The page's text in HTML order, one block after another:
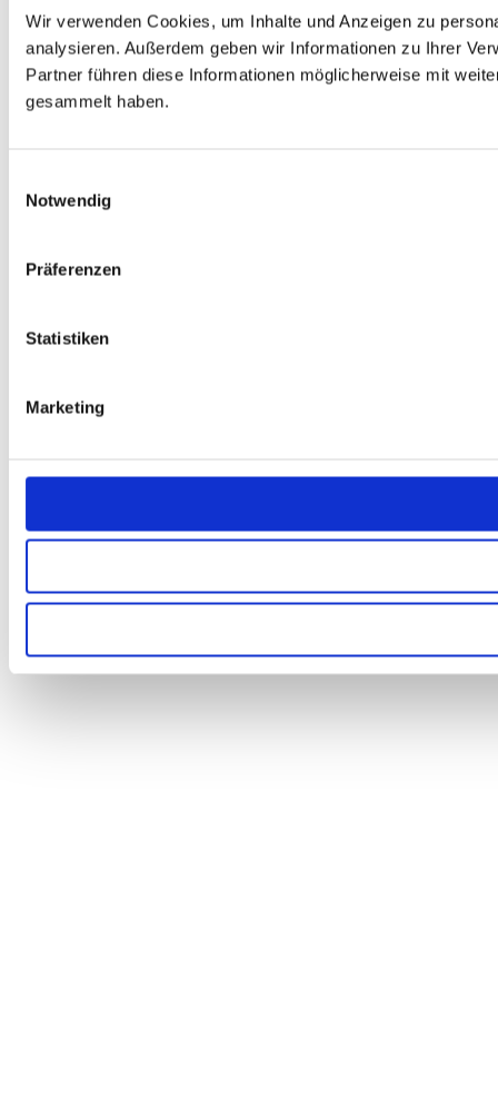
Wir verwenden Cookies, um Inhalte und Anzeigen zu
analysieren. Außerdem geben wir Informationen zu Ihrer
Partner führen diese Informationen möglicherweise mit
gesammelt haben.
Notwendig
Präferenzen
Statistiken
Marketing